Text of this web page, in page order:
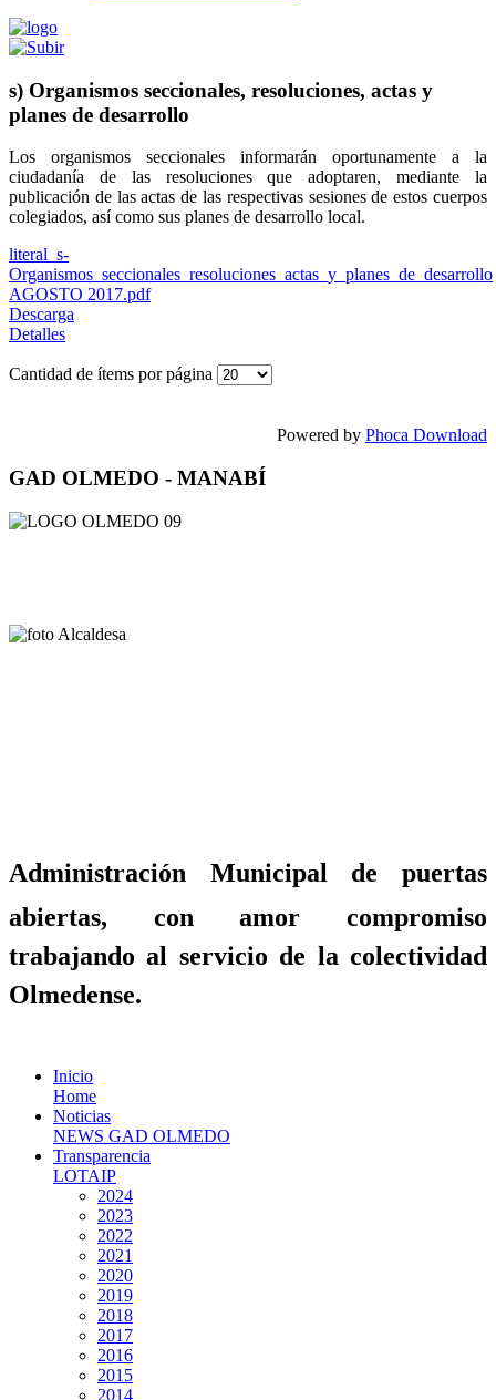
s) Organismos seccionales, resoluciones, actas y
planes de desarrollo
Los organismos seccionales informarán oportunamente a la
ciudadanía de las resoluciones que adoptaren, mediante la
publicación de las actas de las respectivas sesiones de estos cuerpos
colegiados, así como sus planes de desarrollo local.
literal_s-
Organismos_seccionales_resoluciones_actas_y_planes_de_desarrollo
AGOSTO 2017.pdf
Descarga
Detalles
Cantidad de ítems por página
Powered by Phoca Download
GAD OLMEDO - MANABÍ
Administración Municipal de puertas
abiertas, con amor compromiso
trabajando al servicio de la colectividad
Olmedense.
Inicio
Home
Noticias
NEWS GAD OLMEDO
Transparencia
LOTAIP
2024
2023
2022
2021
2020
2019
2018
2017
2016
2015
2014